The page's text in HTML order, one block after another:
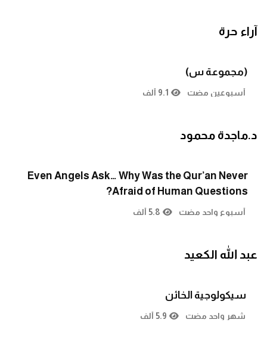
آراء حرة
(مجموعة س)
أسبوعين مضت 9.1 ألف
د.ماجدة محمود
Even Angels Ask… Why Was the Qur’an Never
Afraid of Human Questions?
أسبوع واحد مضت 5.8 ألف
عبد الله الكعيد
سيكولوجية الخائن
شهر واحد مضت 5.9 ألف